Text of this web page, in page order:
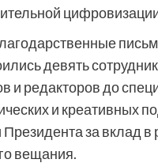
девять
и редакторов до
и креативных
за вклад в
вещания.